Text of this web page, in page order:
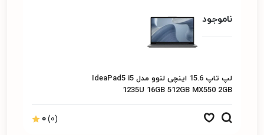
ناموجود
لپ تاپ 15.6 اینچی لنوو مدل IdeaPad5 i5
1235U 16GB 512GB MX550 2GB
0(0)